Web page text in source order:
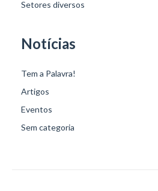
Setores diversos
Notícias
Tem a Palavra!
Artigos
Eventos
Sem categoria